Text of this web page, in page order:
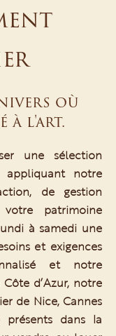
où
à l'art.
une sélection
appliquant notre
de gestion
patrimoine
à samedi une
et exigences
et notre
d’Azur, notre
de Nice, Cannes
dans la